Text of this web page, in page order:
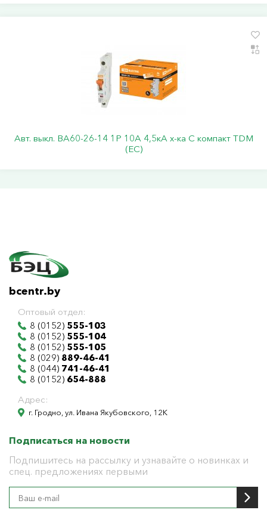
Авт. выкл. ВА60-26-14 1P 10А 4,5кА х-ка С компакт TDM
(ЕС)
bcentr.by
Оптовый отдел:
8 (0152) 555-103
8 (0152) 555-104
8 (0152) 555-105
8 (029) 889-46-41
8 (044) 741-46-41
8 (0152) 654-888
Адрес:
г. Гродно, ул. Ивана Якубовского, 12К
Подписаться на новости
Подпишитесь на рассылку и узнавайте о новинках и
спец. предложениях первыми